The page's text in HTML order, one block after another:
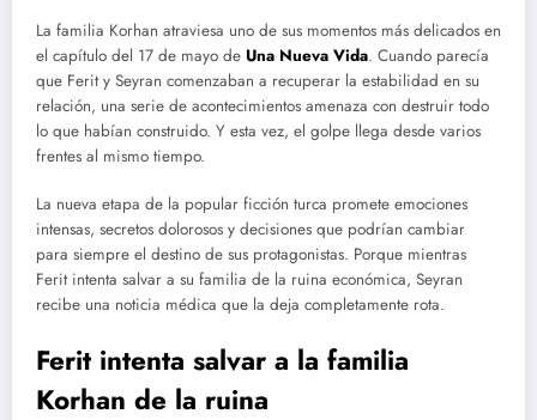
La familia Korhan atraviesa uno de sus momentos más delicados en
el capítulo del 17 de mayo de Una Nueva Vida. Cuando parecía
que Ferit y Seyran comenzaban a recuperar la estabilidad en su
relación, una serie de acontecimientos amenaza con destruir todo
lo que habían construido. Y esta vez, el golpe llega desde varios
frentes al mismo tiempo.
La nueva etapa de la popular ficción turca promete emociones
intensas, secretos dolorosos y decisiones que podrían cambiar
para siempre el destino de sus protagonistas. Porque mientras
Ferit intenta salvar a su familia de la ruina económica, Seyran
recibe una noticia médica que la deja completamente rota.
Ferit intenta salvar a la familia
Korhan de la ruina